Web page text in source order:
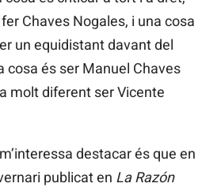
Chaves Nogales, i una cosa
un equidistant davant del
cosa és ser Manuel Chaves
molt diferent ser Vicente
destacar és que en
publicat en La Razón